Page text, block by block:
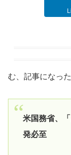
む、記事になった
米国務省、
発必至